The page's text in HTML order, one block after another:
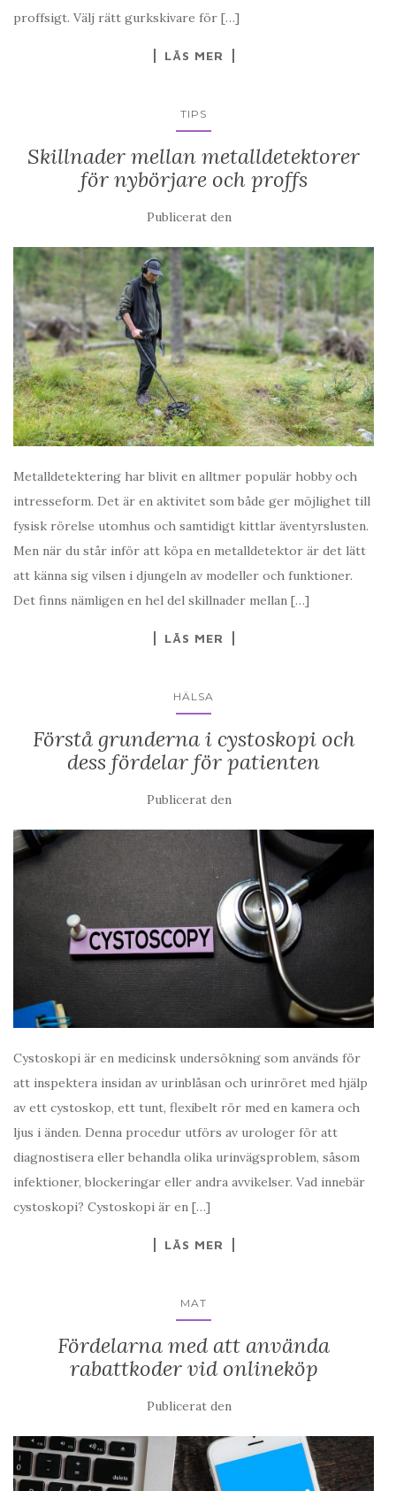
proffsigt. Välj rätt gurkskivare för […]
LÄS MER
TIPS
Skillnader mellan metalldetektorer
för nybörjare och proffs
Publicerat den
Metalldetektering har blivit en alltmer populär hobby och
intresseform. Det är en aktivitet som både ger möjlighet till
fysisk rörelse utomhus och samtidigt kittlar äventyrslusten.
Men när du står inför att köpa en metalldetektor är det lätt
att känna sig vilsen i djungeln av modeller och funktioner.
Det finns nämligen en hel del skillnader mellan […]
LÄS MER
HÄLSA
Förstå grunderna i cystoskopi och
dess fördelar för patienten
Publicerat den
Cystoskopi är en medicinsk undersökning som används för
att inspektera insidan av urinblåsan och urinröret med hjälp
av ett cystoskop, ett tunt, flexibelt rör med en kamera och
ljus i änden. Denna procedur utförs av urologer för att
diagnostisera eller behandla olika urinvägsproblem, såsom
infektioner, blockeringar eller andra avvikelser. Vad innebär
cystoskopi? Cystoskopi är en […]
LÄS MER
MAT
Fördelarna med att använda
rabattkoder vid onlineköp
Publicerat den